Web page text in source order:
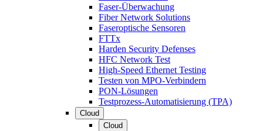
Faser-Überwachung
Fiber Network Solutions
Faseroptische Sensoren
FTTx
Harden Security Defenses
HFC Network Test
High-Speed Ethernet Testing
Testen von MPO-Verbindern
PON-Lösungen
Testprozess-Automatisierung (TPA)
Cloud
Cloud